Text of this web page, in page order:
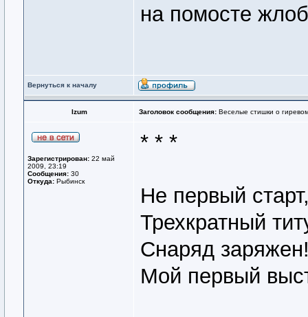
на помосте
Вернуться к началу
Izum Заголовок сообщения: Веселые стишки о
Зарегистрирован: 22 май
2009, 23:19
Сообщения: 30
Откуда: Рыбинск
* * *
Не первый
Трехкратный
Снаряд
Мой первый